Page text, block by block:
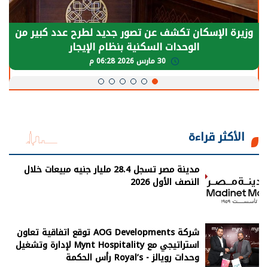
وزيرة الإسكان تكشف عن تصور جديد لطرح عدد كبير من
الوحدات السكنية بنظام الإيجار
الأكثر قراءة
مدينة مصر تسجل 28.4 مليار جنيه مبيعات خلال
النصف الأول 2026
شركة AOG Developments توقع اتفاقية تعاون
استراتيجي مع Mynt Hospitality لإدارة وتشغيل
وحدات رويالز - Royal’s رأس الحكمة